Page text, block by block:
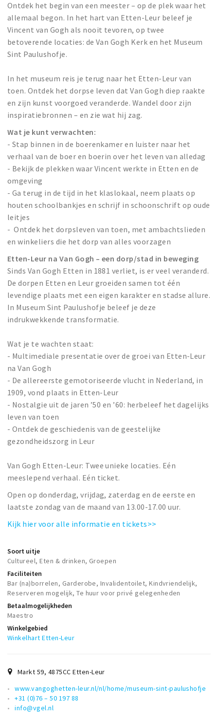
Privacy
Inloggen
Ontdek het begin van een meester – op de plek waar het
allemaal begon. In het hart van Etten-Leur beleef je
Vincent van Gogh als nooit tevoren, op twee
betoverende locaties: de Van Gogh Kerk en het Museum
Sint Paulushofje.
In het museum reis je terug naar het Etten-Leur van
toen. Ontdek het dorpse leven dat Van Gogh diep raakte
en zijn kunst voorgoed veranderde. Wandel door zijn
inspiratiebronnen – en zie wat hij zag.
Wat je kunt verwachten:
- Stap binnen in de boerenkamer en luister naar het
verhaal van de boer en boerin over het leven van alledag
- Bekijk de plekken waar Vincent werkte in Etten en de
omgeving
- Ga terug in de tijd in het klaslokaal, neem plaats op
houten schoolbankjes en schrijf in schoonschrift op oude
leitjes
- Ontdek het dorpsleven van toen, met ambachtslieden
en winkeliers die het dorp van alles voorzagen
Etten-Leur na Van Gogh – een dorp/stad in beweging
Sinds Van Gogh Etten in 1881 verliet, is er veel veranderd.
De dorpen Etten en Leur groeiden samen tot één
levendige plaats met een eigen karakter en stadse allure.
In Museum Sint Paulushofje beleef je deze
indrukwekkende transformatie.
Wat je te wachten staat:
- Multimediale presentatie over de groei van Etten-Leur
na Van Gogh
- De allereerste gemotoriseerde vlucht in Nederland, in
1909, vond plaats in Etten-Leur
- Nostalgie uit de jaren ’50 en ’60: herbeleef het dagelijks
leven van toen
- Ontdek de geschiedenis van de geestelijke
gezondheidszorg in Leur
Van Gogh Etten-Leur: Twee unieke locaties. Eén
meeslepend verhaal. Eén ticket.
Open op donderdag, vrijdag, zaterdag en de eerste en
laatste zondag van de maand van 13.00-17.00 uur.
Kijk hier voor alle informatie en tickets>>
Soort uitje
Cultureel, Eten & drinken, Groepen
Faciliteiten
Bar (na)borrelen, Garderobe, Invalidentoilet, Kindvriendelijk,
Reserveren mogelijk, Te huur voor privé gelegenheden
Betaalmogelijkheden
Maestro
Winkelgebied
Winkelhart Etten-Leur
Markt 59, 4875CC Etten-Leur
www.vangoghetten-leur.nl/nl/home/museum-sint-paulushofje
+31 (0)76 – 50 197 88
info@vgel.nl